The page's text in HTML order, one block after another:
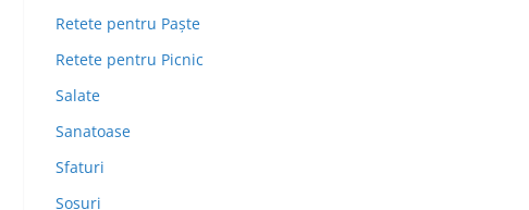
Retete pentru Paște
Retete pentru Picnic
Salate
Sanatoase
Sfaturi
Sosuri